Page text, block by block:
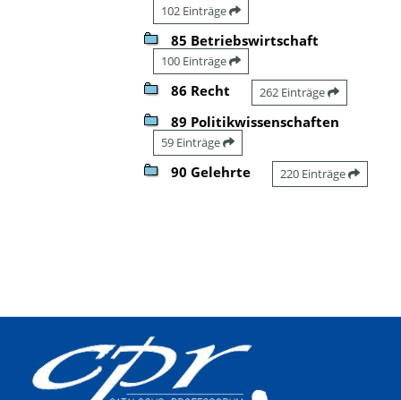
102 Einträge
85 Betriebswirtschaft
100 Einträge
86 Recht 262 Einträge
89 Politikwissenschaften
59 Einträge
90 Gelehrte 220 Einträge